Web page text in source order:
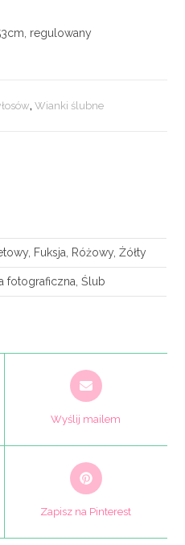
regulowany
,Wianki ślubne
Fuksja, Różowy, Żółty
fotograficzna, Ślub
Opens
in
new
window
Wyślij mailem
Opens
in
window
Zapisz na Pinterest